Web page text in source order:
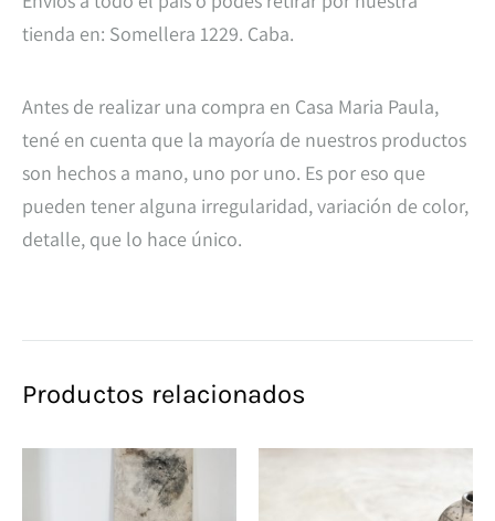
tienda en: Somellera 1229. Caba.
Antes de realizar una compra en Casa Maria Paula,
tené en cuenta que la mayoría de nuestros productos
son hechos a mano, uno por uno. Es por eso que
pueden tener alguna irregularidad, variación de color,
detalle, que lo hace único.
Productos relacionados